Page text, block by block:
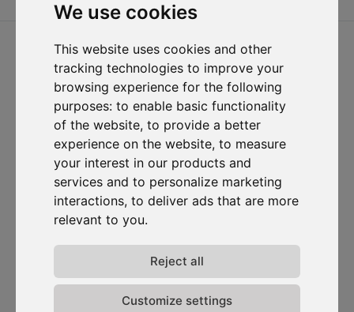
We use cookies
This website uses cookies and other
tracking technologies to improve your
browsing experience for the following
purposes: to enable basic functionality
of the website, to provide a better
experience on the website, to measure
your interest in our products and
services and to personalize marketing
interactions, to deliver ads that are more
relevant to you.
Reject all
Customize settings
2026 ⓒ D-Carbonize. Tous droits réservés.